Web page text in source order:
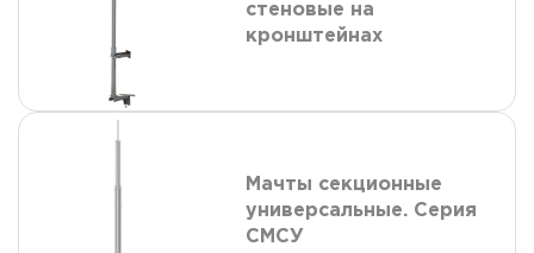
стеновые на
кронштейнах
Мачты секционные
универсальные. Серия
СМСУ